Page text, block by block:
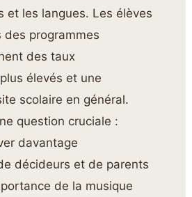
et les langues. Les élèves
des programmes
des taux
élevés et une
scolaire en général.
question cruciale :
davantage
décideurs et de parents
de la musique